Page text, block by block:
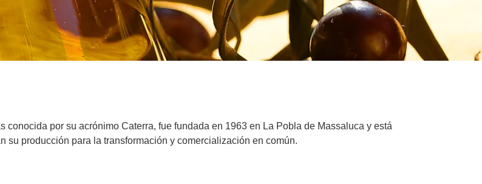
conocida por su acrónimo Caterra, fue fundada en 1963 en La Pobla de Massaluca y está
su producción para la transformación y comercialización en común.